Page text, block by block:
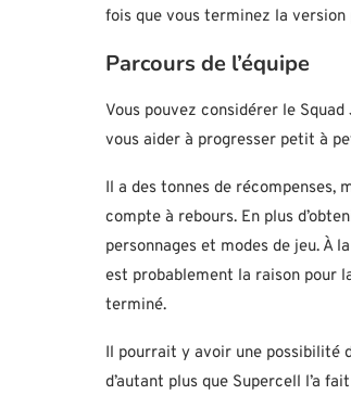
fois que vous terminez la version
Parcours de l’équipe
Vous pouvez considérer le
vous aider à progresser petit à
Il a des tonnes de récompenses,
compte à rebours. En plus
personnages et modes de jeu. À
est probablement la raison pour
terminé.
Il pourrait y avoir une possibilité
d’autant plus que Supercell l’a